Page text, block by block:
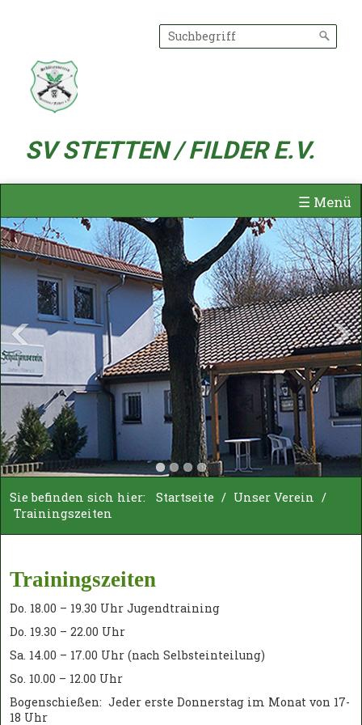
SV STETTEN / FILDER E.V.
☰ Menü
Sie befinden sich hier: Startseite / Unser Verein /
Trainingszeiten
Trainingszeiten
Do. 18.00 – 19.30 Uhr Jugendtraining
Do. 19.30 – 22.00 Uhr
Sa. 14.00 – 17.00 Uhr (nach Selbsteinteilung)
So. 10.00 – 12.00 Uhr
Bogenschießen: Jeder erste Donnerstag im Monat von 17-
18 Uhr